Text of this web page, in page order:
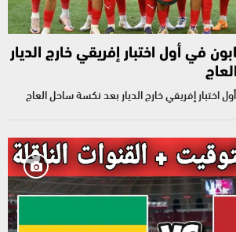
في أول اختبار إفريقي خارج الديار
اختبار إفريقي خارج الديار بعد نكسة ساحل العاج